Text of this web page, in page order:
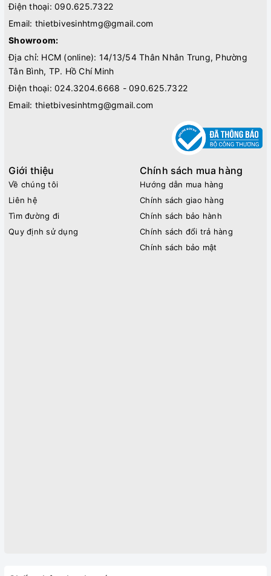
Điện thoại: 090.625.7322
Email: thietbivesinhtmg@gmail.com
Showroom:
Địa chỉ: HCM (online): 14/13/54 Thân Nhân Trung, Phường
Tân Bình, TP. Hồ Chí Minh
Điện thoại: 024.3204.6668 - 090.625.7322
Email: thietbivesinhtmg@gmail.com
Giới thiệu
Về chúng tôi
Liên hệ
Tìm đường đi
Quy định sử dụng
Chính sách mua hàng
Hướng dẫn mua hàng
Chính sách giao hàng
Chính sách bảo hành
Chính sách đổi trả hàng
Chính sách bảo mật